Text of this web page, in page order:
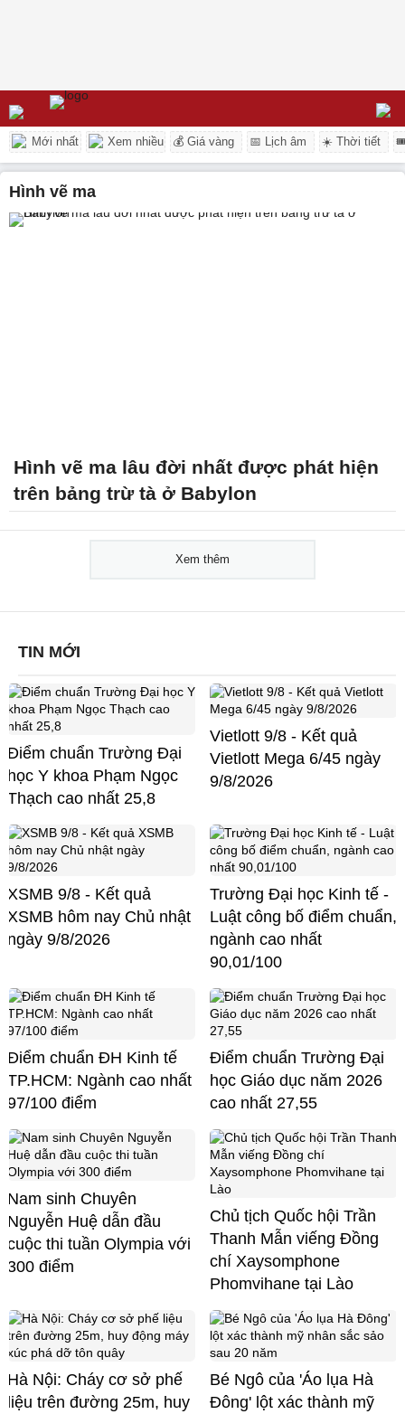
Mới nhất Xem nhiều 💰 Giá vàng 📅 Lịch âm ☀️ Thời tiết
hình vẽ ma
Hình vẽ ma lâu đời nhất được phát hiện
trên bảng trừ tà ở Babylon
Xem thêm
TIN MỚI
Điểm chuẩn Trường Đại
học Y khoa Phạm Ngọc
Thạch cao nhất 25,8
Vietlott 9/8 - Kết quả
Vietlott Mega 6/45 ngày
9/8/2026
XSMB 9/8 - Kết quả
XSMB hôm nay Chủ nhật
ngày 9/8/2026
Trường Đại học Kinh tế -
Luật công bố điểm chuẩn,
ngành cao nhất
90,01/100
Điểm chuẩn ĐH Kinh tế
TP.HCM: Ngành cao nhất
97/100 điểm
Điểm chuẩn Trường Đại
học Giáo dục năm 2026
cao nhất 27,55
Nam sinh Chuyên
Nguyễn Huệ dẫn đầu
cuộc thi tuần Olympia với
300 điểm
Chủ tịch Quốc hội Trần
Thanh Mẫn viếng Đồng
chí Xaysomphone
Phomvihane tại Lào
Hà Nội: Cháy cơ sở phế
liệu trên đường 25m, huy
Bé Ngô của 'Áo lụa Hà
Đông' lột xác thành mỹ